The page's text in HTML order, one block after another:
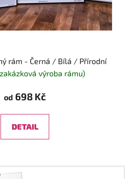
rám - Černá / Bílá / Přírodní
výroba rámu)
od 698 Kč
DETAIL